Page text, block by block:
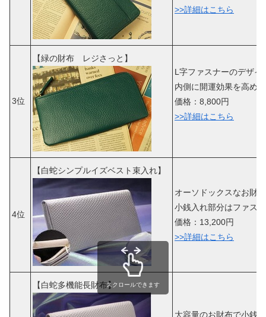
>>詳細はこちら
3位
【緑の財布 レジさっと】
L字ファスナーのデザ
内側に開運効果を高め
価格：8,800円
>>詳細はこちら
4位
【白蛇シンプルイズベスト束入れ】
オーソドックスなお財
小銭入れ部分はファス
価格：13,200円
>>詳細はこちら
【白蛇多機能長財布】
大容量のお財布で小銭
スクロールできます